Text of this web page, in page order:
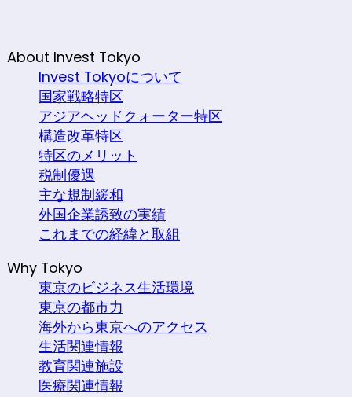
About Invest Tokyo
Invest Tokyoについて
国家戦略特区
アジアヘッドクォーター特区
構造改革特区
特区のメリット
税制優遇
主な規制緩和
外国企業誘致の実績
これまでの経緯と取組
Why Tokyo
東京のビジネス生活環境
東京の都市力
海外から東京へのアクセス
生活関連情報
教育関連施設
医療関連情報